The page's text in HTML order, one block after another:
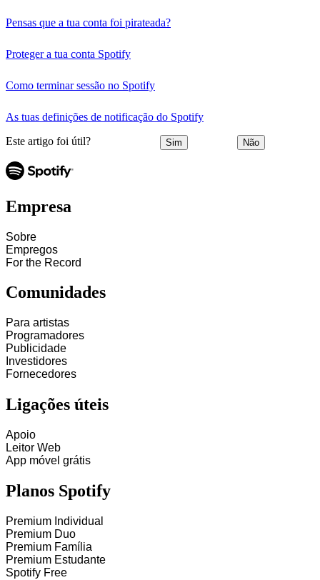
Pensas que a tua conta foi pirateada?
Proteger a tua conta Spotify
Como terminar sessão no Spotify
As tuas definições de notificação do Spotify
Este artigo foi útil? Sim Não
Empresa
Sobre
Empregos
For the Record
Comunidades
Para artistas
Programadores
Publicidade
Investidores
Fornecedores
Ligações úteis
Apoio
Leitor Web
App móvel grátis
Planos Spotify
Premium Individual
Premium Duo
Premium Família
Premium Estudante
Spotify Free